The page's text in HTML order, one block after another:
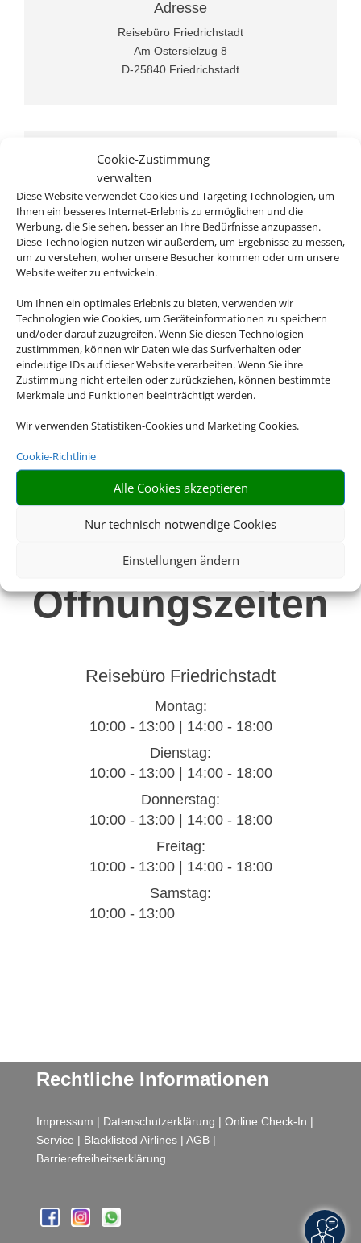
Cookie-Zustimmung
verwalten
Diese Website verwendet Cookies und Targeting Technologien, um
Ihnen ein besseres Internet-Erlebnis zu ermöglichen und die
Werbung, die Sie sehen, besser an Ihre Bedürfnisse anzupassen.
Diese Technologien nutzen wir außerdem, um Ergebnisse zu messen,
um zu verstehen, woher unsere Besucher kommen oder um unsere
Website weiter zu entwickeln.
Um Ihnen ein optimales Erlebnis zu bieten, verwenden wir
Technologien wie Cookies, um Geräteinformationen zu speichern
und/oder darauf zuzugreifen. Wenn Sie diesen Technologien
zustimmmen, können wir Daten wie das Surfverhalten oder
eindeutige IDs auf dieser Website verarbeiten. Wenn Sie ihre
Zustimmung nicht erteilen oder zurückziehen, können bestimmte
Merkmale und Funktionen beeinträchtigt werden.
Wir verwenden Statistiken-Cookies und Marketing Cookies.
Cookie-Richtlinie
Alle Cookies akzeptieren
Nur technisch notwendige Cookies
Einstellungen ändern
Adresse
Reisebüro Friedrichstadt
Am Ostersielzug 8
D-25840 Friedrichstadt
Rufen Sie uns an
04881 937912
Schreiben Sie uns eine Email
Öffnungszeiten
Reisebüro Friedrichstadt
Montag:
10:00 - 13:00 | 14:00 - 18:00
Dienstag:
10:00 - 13:00 | 14:00 - 18:00
Donnerstag:
10:00 - 13:00 | 14:00 - 18:00
Freitag:
10:00 - 13:00 | 14:00 - 18:00
Samstag:
10:00 - 13:00
Rechtliche Informationen
Impressum | Datenschutzerklärung | Online Check-In |
Service | Blacklisted Airlines| AGB|
Barrierefreiheitserklärung